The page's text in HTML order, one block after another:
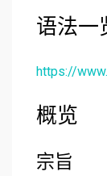
语法一
https://
概览
宗旨